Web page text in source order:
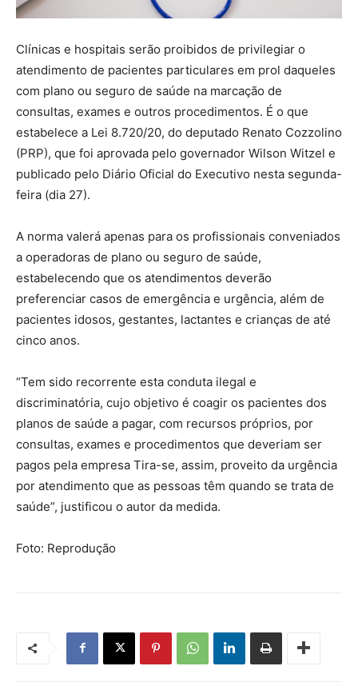
Clínicas e hospitais serão proibidos de privilegiar o
atendimento de pacientes particulares em prol daqueles
com plano ou seguro de saúde na marcação de
consultas, exames e outros procedimentos. É o que
estabelece a Lei 8.720/20, do deputado Renato Cozzolino
(PRP), que foi aprovada pelo governador Wilson Witzel e
publicado pelo Diário Oficial do Executivo nesta segunda-
feira (dia 27).
A norma valerá apenas para os profissionais conveniados
a operadoras de plano ou seguro de saúde,
estabelecendo que os atendimentos deverão
preferenciar casos de emergência e urgência, além de
pacientes idosos, gestantes, lactantes e crianças de até
cinco anos.
“Tem sido recorrente esta conduta ilegal e
discriminatória, cujo objetivo é coagir os pacientes dos
planos de saúde a pagar, com recursos próprios, por
consultas, exames e procedimentos que deveriam ser
pagos pela empresa Tira-se, assim, proveito da urgência
por atendimento que as pessoas têm quando se trata de
saúde”, justificou o autor da medida.
Foto: Reprodução